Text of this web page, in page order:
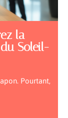
la
Soleil-
Pourtant,